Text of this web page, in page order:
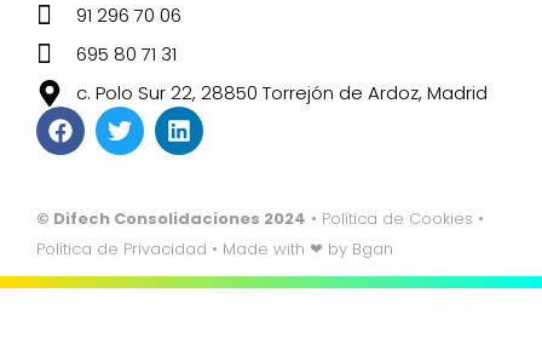
91 296 70 06
695 80 71 31
c. Polo Sur 22, 28850 Torrejón de Ardoz, Madrid
© Difech Consolidaciones 2024 • Política de Cookies •
Política de Privacidad • Made with ❤ by Bgan